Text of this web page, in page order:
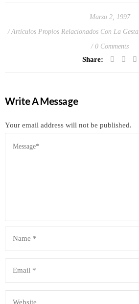
Marzo 2, 1997
Artículos Propios Relacionados Con La Gesta,
0 Comments
Share:
Write A Message
Your email address will not be published.